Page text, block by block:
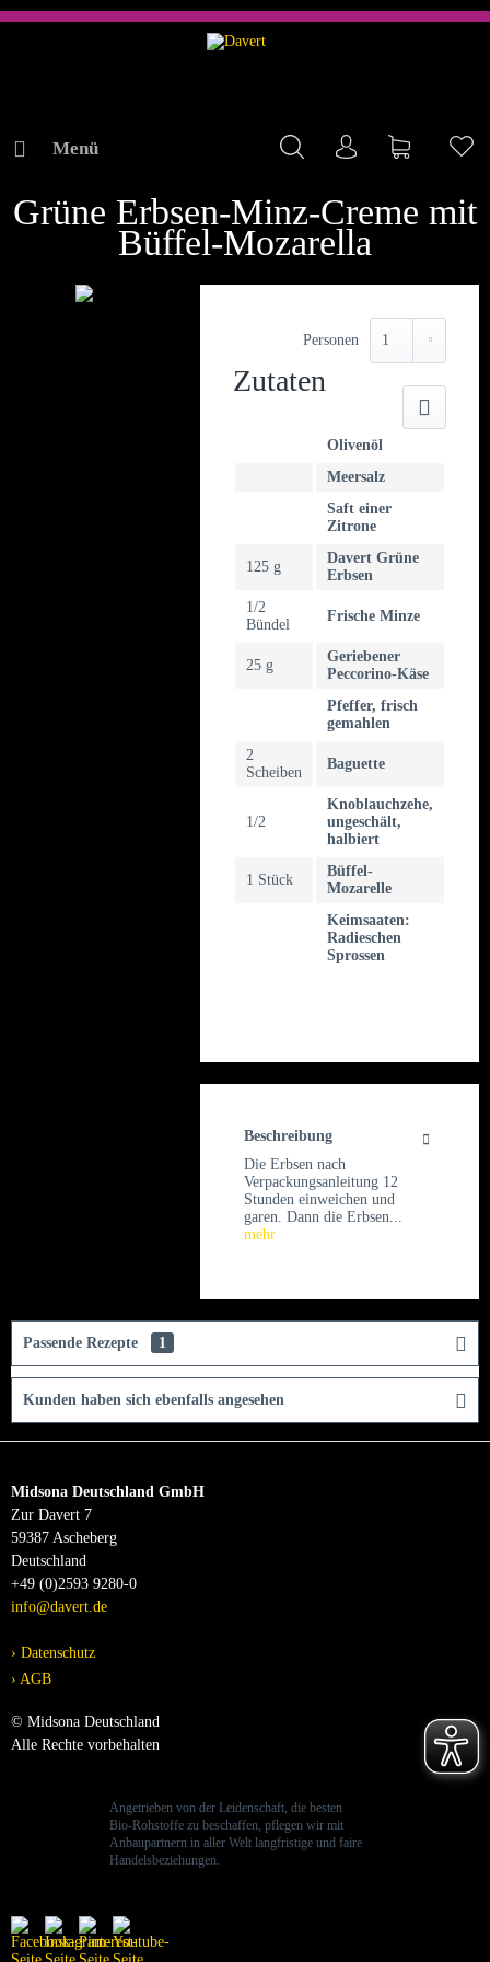
Menü Mein KontoWarenkorb
REZEPTE
Grüne Erbsen-Minz-Creme mit
Büffel-Mozarella
Personen
Zutaten
Olivenöl
Meersalz
Saft einer
Zitrone
125 g
Davert Grüne
Erbsen
1/2
Bündel
Frische Minze
25 g
Geriebener
Peccorino-Käse
Pfeffer, frisch
gemahlen
2
Scheiben
Baguette
1/2
Knoblauchzehe,
ungeschält,
halbiert
1 Stück
Büffel-
Mozarelle
Keimsaaten:
Radieschen
Sprossen
Beschreibung
Die Erbsen nach
Verpackungsanleitung 12
Stunden einweichen und
garen. Dann die Erbsen...
mehr
Passende Rezepte 1
Kunden haben sich ebenfalls angesehen
Midsona Deutschland GmbH
Zur Davert 7
59387 Ascheberg
Deutschland
+49 (0)2593 9280-0
info@davert.de
Datenschutz
AGB
© Midsona Deutschland
Alle Rechte vorbehalten
Angetrieben von der Leidenschaft, die besten
Bio-Rohstoffe zu beschaffen, pflegen wir mit
Anbaupartnern in aller Welt langfristige und faire
Handelsbeziehungen.